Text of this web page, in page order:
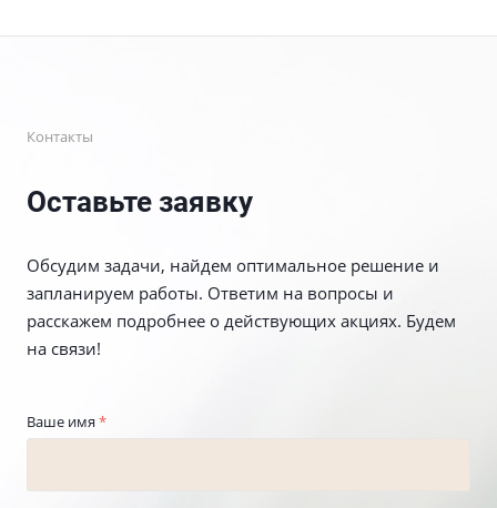
Контакты
Оставьте заявку
Обсудим задачи, найдем оптимальное решение и
запланируем работы. Ответим на вопросы и
расскажем подробнее о действующих акциях. Будем
на связи!
Ваше имя *